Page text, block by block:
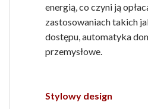
energią, co czyni ją
zastosowaniach takich
dostępu, automatyka
przemysłowe.
Stylowy design